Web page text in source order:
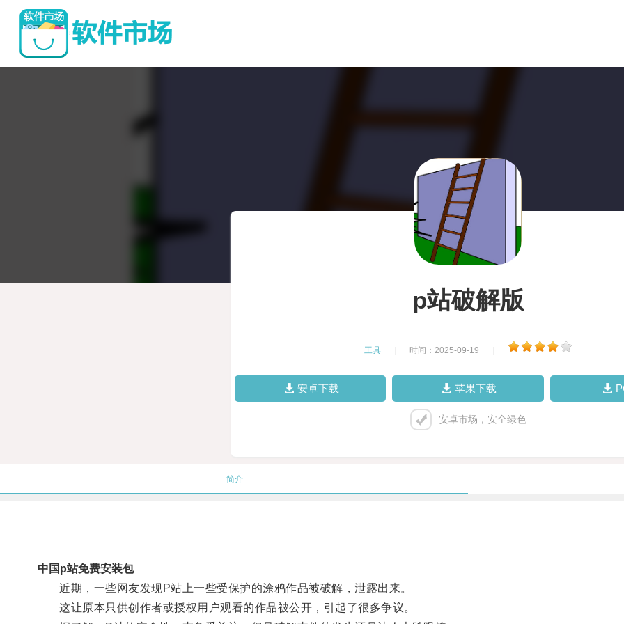
p站破解版
工具 时间：2025-09-19
安卓下载 苹果下载
安卓市场，安全绿色
简介
中国p站免费安装包
近期，一些网友发现P站上一些受保护的涂鸦作品被破解，泄露出来。
这让原本只供创作者或授权用户观看的作品被公开，引起了很多争议。